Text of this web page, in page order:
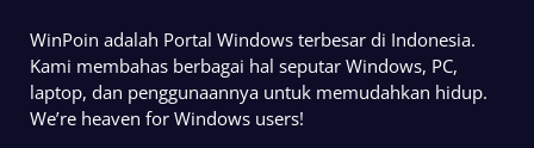
WinPoin adalah Portal Windows terbesar di Indonesia.
Kami membahas berbagai hal seputar Windows, PC,
laptop, dan penggunaannya untuk memudahkan hidup.
We’re heaven for Windows users!